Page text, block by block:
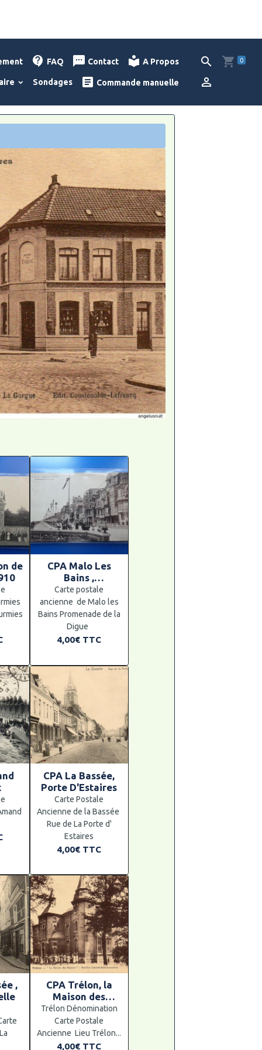
FAQ Contact A Propos
Sondages Commande manuelle
0
de
CPA Malo Les
Bains ,
Promenade de la
Digue
Carte postale
ancienne de Malo les
Bains Promenade de la
Digue
4,00€ TTC
CPA La Bassée,
Porte D'Estaires
Carte Postale
Ancienne de la Bassée
Rue de La Porte d'
Estaires
4,00€ TTC
,
CPA Trélon, la
Maison des
Enfants
Trélon Dénomination
Carte Postale
Ancienne Lieu Trélon...
4,00€ TTC